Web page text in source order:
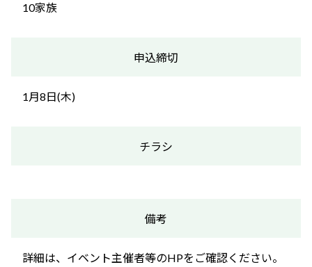
10家族
申込締切
1月8日(木)
チラシ
備考
詳細は、イベント主催者等のHPをご確認ください。